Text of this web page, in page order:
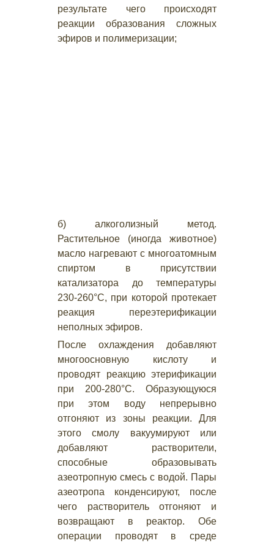
результате чего происходят
реакции образования сложных
эфиров и полимеризации;
б) алкоголизный метод.
Растительное (иногда животное)
масло нагревают с многоатомным
спиртом в присутствии
катализатора до температуры
230-260°С, при которой протекает
реакция переэтерификации
неполных эфиров.
После охлаждения добавляют
многоосновную кислоту и
проводят реакцию этерификации
при 200-280°С. Образующуюся
при этом воду непрерывно
отгоняют из зоны реакции. Для
этого смолу вакуумируют или
добавляют растворители,
способные образовывать
азеотропную смесь с водой. Пары
азеотропа конденсируют, после
чего растворитель отгоняют и
возвращают в реактор. Обе
операции проводят в среде